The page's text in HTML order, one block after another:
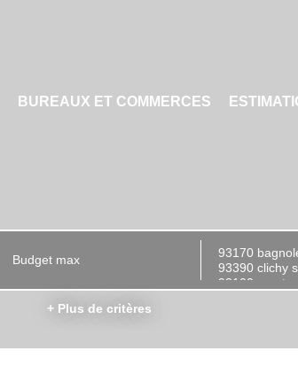
BUREAUX ET COMMERCES
+ Plus de critères